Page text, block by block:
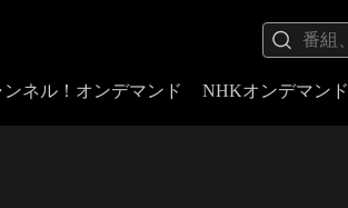
ンネル！オンデマンド NHKオンデマンド